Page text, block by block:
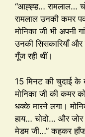
“आह्ह्ह… रामलाल…
रामलाल उनकी कमर
मोनिका जी भी अपनी
उनकी सिसकारियाँ
गूँज रही थीं।
15 मिनट की चुदाई के
मोनिका जी की कमर
धक्के मारने लगा।
हाय… चोदो… और
मेडम जी…” कहकर